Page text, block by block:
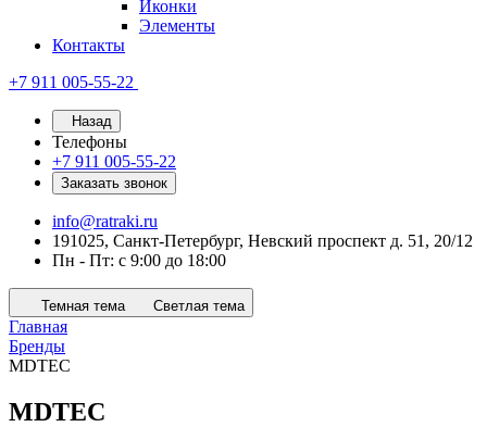
Иконки
Элементы
Контакты
+7 911 005-55-22
Назад
Телефоны
+7 911 005-55-22
Заказать звонок
info@ratraki.ru
191025, Санкт-Петербург, Невский проспект д. 51, 20/12
Пн - Пт: с 9:00 до 18:00
Темная тема Светлая тема
Главная
Бренды
MDTEC
MDTEC